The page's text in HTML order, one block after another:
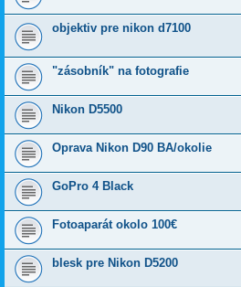
objektiv pre nikon d7100
"zásobník" na fotografie
Nikon D5500
Oprava Nikon D90 BA/okolie
GoPro 4 Black
Fotoaparát okolo 100€
blesk pre Nikon D5200